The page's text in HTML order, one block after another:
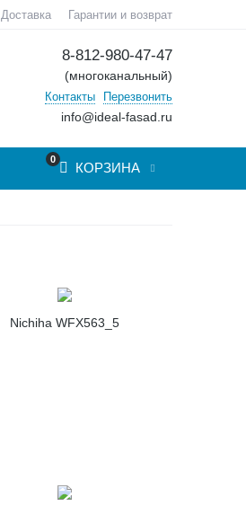
Доставка Гарантии и возврат
8-812-980-47-47
(многоканальный)
Контакты Перезвонить
info@ideal-fasad.ru
0
КОРЗИНА
Nichiha WFX563_5